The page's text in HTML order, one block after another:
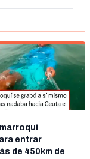
entrar
de 450km de